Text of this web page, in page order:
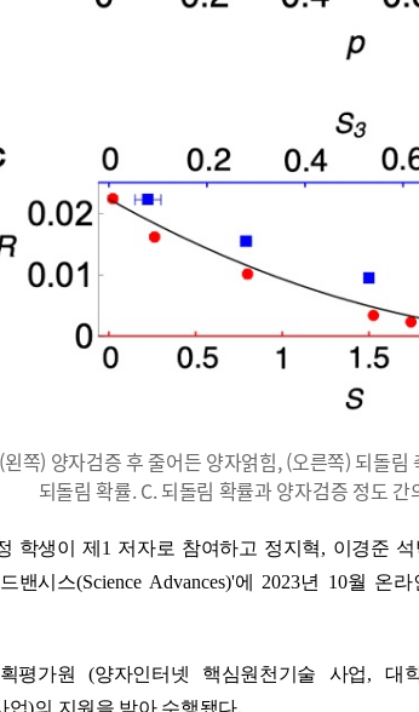
쪽) 양자검증 후 줄어든 양자얽힘, (오른쪽) 되돌
되돌림 확률. C. 되돌림 확률과 양자검증 정도
학생이 제 1 저자로 참여하고 정지혁, 이경준
밴시스(Science Advances)'에 2023년 10월 온라
평가원(양자인터넷 핵심원천기술 사업, 대
업)의 지원을 받아 수행됐다.